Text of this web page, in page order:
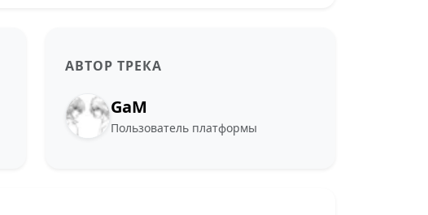
АВТОР ТРЕКА
GaM
Пользователь платформы